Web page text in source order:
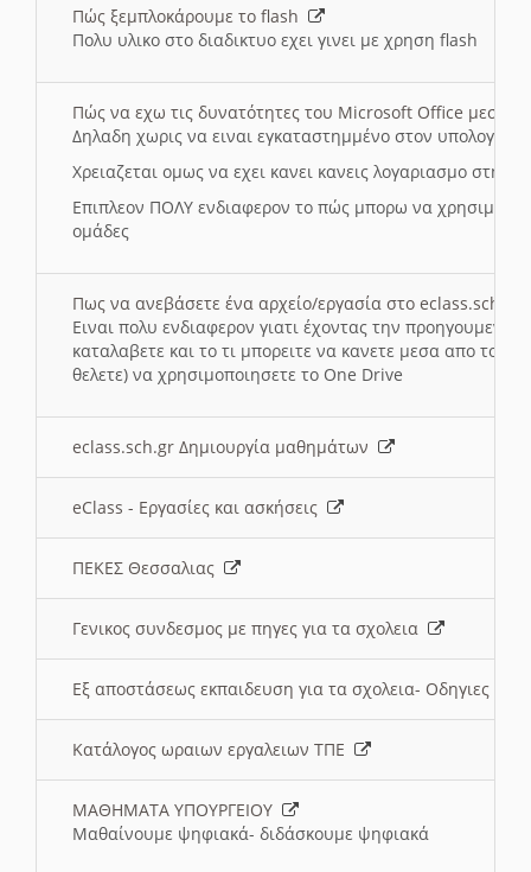
Πώς ξεμπλοκάρουμε το flash
Πολυ υλικο στο διαδικτυο εχει γινει με χρηση flash
Πώς να εχω τις δυνατότητες του Microsoft Office μεσω
Δηλαδη χωρις να ειναι εγκαταστημμένο στον
Χρειαζεται ομως να εχει κανει κανεις λογαριασμο στη
Επιπλεον ΠΟΛΥ ενδιαφερον το πώς μπορω να
ομάδες
Πως να ανεβάσετε ένα αρχείο/εργασία στο eclass.sch.gr
Ειναι πολυ ενδιαφερον γιατι έχοντας την
καταλαβετε και το τι μπορειτε να κανετε μεσα απο το
θελετε) να χρησιμοποιησετε το One Drive
eclass.sch.gr Δημιουργία μαθημάτων
eClass - Εργασίες και ασκήσεις
ΠΕΚΕΣ Θεσσαλιας
Γενικος συνδεσμος με πηγες για τα σχολεια
Εξ αποστάσεως εκπαιδευση για τα σχολεια- Οδηγιες
Κατάλογος ωραιων εργαλειων ΤΠΕ
ΜΑΘΗΜΑΤΑ ΥΠΟΥΡΓΕΙΟΥ
Μαθαίνουμε ψηφιακά- διδάσκουμε ψηφιακά